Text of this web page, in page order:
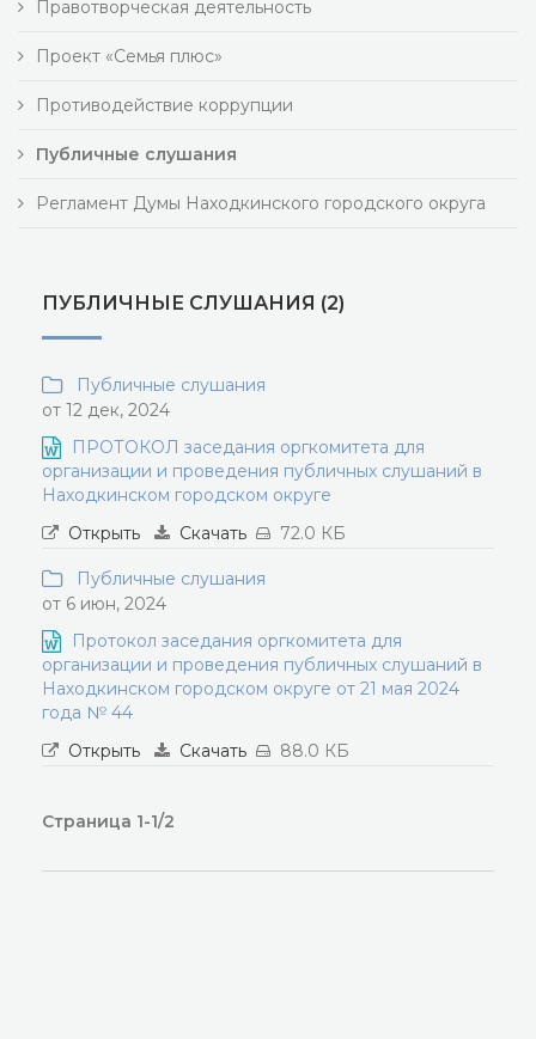
Правотворческая деятельность
Проект «Семья плюс»
Противодействие коррупции
Публичные слушания
Регламент Думы Находкинского городского округа
ПУБЛИЧНЫЕ СЛУШАНИЯ (2)
Публичные слушания
от 12 дек, 2024
ПРОТОКОЛ заседания оргкомитета для
организации и проведения публичных слушаний в
Находкинском городском округе
Открыть
Скачать 72.0 КБ
Публичные слушания
от 6 июн, 2024
Протокол заседания оргкомитета для
организации и проведения публичных слушаний в
Находкинском городском округе от 21 мая 2024
года № 44
Открыть
Скачать 88.0 КБ
Страница 1-1/2